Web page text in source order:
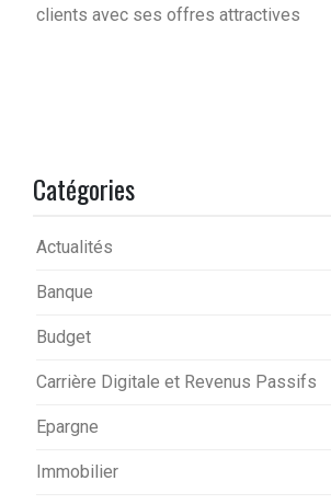
clients avec ses offres attractives
Catégories
Actualités
Banque
Budget
Carrière Digitale et Revenus Passifs
Epargne
Immobilier